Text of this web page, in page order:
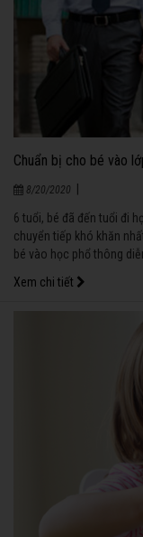
Chuẩn bị cho bé vào
8/20/2020
6 tuổi, bé đã đến tuổi đi
chuyển tiếp khó khăn
bé vào học phổ thông
Xem chi tiết